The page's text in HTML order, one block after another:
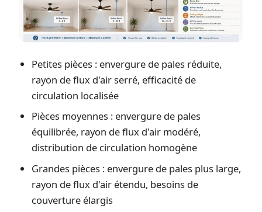
Petites pièces : envergure de pales réduite,
rayon de flux d'air serré, efficacité de
circulation localisée
Pièces moyennes : envergure de pales
équilibrée, rayon de flux d'air modéré,
distribution de circulation homogène
Grandes pièces : envergure de pales plus large,
rayon de flux d'air étendu, besoins de
couverture élargis